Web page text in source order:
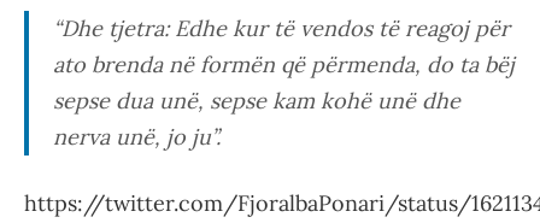
“Dhe tjetra: Edhe kur të vendos të reagoj për
ato brenda në formën që përmenda, do ta bëj
sepse dua unë, sepse kam kohë unë dhe
nerva unë, jo ju”.
https://twitter.com/FjoralbaPonari/status/